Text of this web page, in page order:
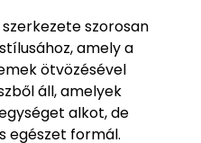
szorosan
amely a
ötvözésével
áll, amelyek
alkot, de
egészet formál.